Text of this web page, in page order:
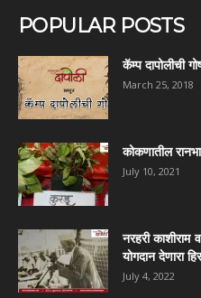
POPULAR POSTS
कॅम्प दापोलीची
March 25, 2018
कोकणातील
July 10, 2021
नरहरी काशीराम
योगदान देणारा
July 4, 2022